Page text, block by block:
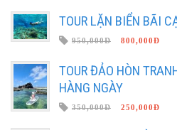
TOUR LẶN BIỂN BÃI
950,000Đ 800,000Đ
TOUR ĐẢO HÒN
HÀNG NGÀY
350,000Đ 250,000Đ